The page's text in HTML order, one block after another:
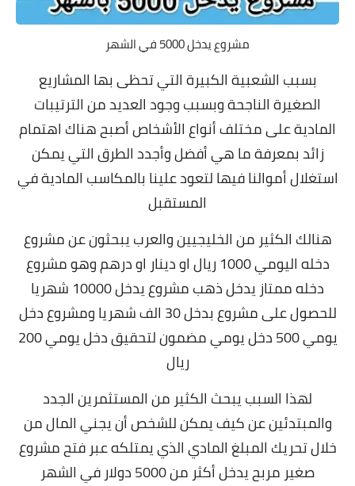
مشروع يدخل 5000 في الشهر
بسبب الشعبية الكبيرة التي تحظى بها المشاريع
الصغيرة الناجحة وبسبب وجود العديد من الترتيبات
المادية على مختلف أنواع الأشخاص أصبح هناك اهتمام
زائد بمعرفة ما هي أفضل وأجدد الطرق التي يمكن
استغلال أموالنا فيها لتعود علينا بالمكاسب المادية في
المستقبل
هنالك الكثير من الخليجيين والعرب يبحثون عن مشروع
دخله اليومي 1000 ريال او دينار او درهم وهو مشروع
دخله ممتاز يدخل ذهب مشروع يدخل 10000 شهريا
للحصول على مشروع بدخل 30 الف شهريا ومشروع دخل
يومي 500 دخل يومي مضمون لتحقيق دخل يومي 200
ريال
لهذا السبب يبحث الكثير من المستثمرين الجدد
والمبتدئين عن كيف يمكن للشخص أن يجني المال من
خلال تحريك المبلغ المادي الذي يمتلكه عبر فتح مشروع
صغير مربح يدخل أكثر من 5000 دولار في الشهر